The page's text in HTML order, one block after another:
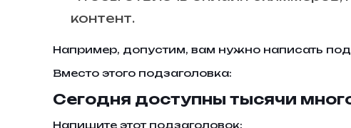
контент.
Например, допустим, вам нужно написать
Вместо этого подзаголовка:
Сегодня доступны тысячи
Напишите этот подзаголовок: